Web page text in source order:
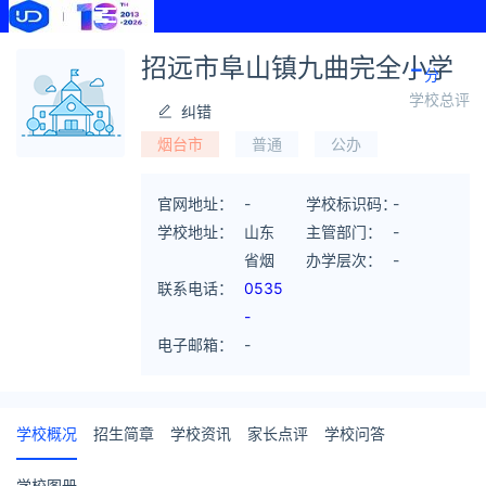
招远市阜山镇九曲完全小学
纠错
烟台市
普通 公办
-分
学校总评
官网地址：
-
学校地址：
山东
省烟
台市
招远
市阜
村
联系电话：
0535
-
8353
电子邮箱： -
学校标识码：-
主管部门：
-
办学层次：
-
学校概况 招生简章 学校资讯 家长点评 学校问答